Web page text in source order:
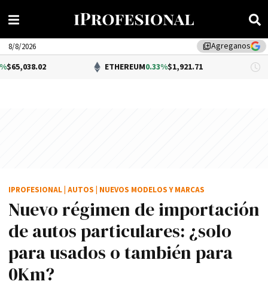
library_addAgreganos
8/8/2026
ETHEREUM0.33%$1,921.71
Nuevo régimen de importación
de autos particulares: ¿solo
para usados o también para
0Km?
IPROFESIONAL AUTOS NUEVOS MODELOS Y MARCAS